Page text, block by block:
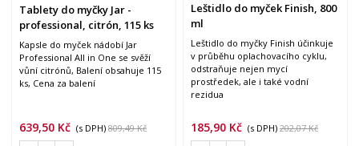
Tablety do myčky Jar -
professional, citrón, 115 ks
Kapsle do myček nádobí Jar
Professional All in One se svěží
vůní citrónů, Balení obsahuje 115
ks, Cena za balení
639,50 Kč (s DPH) 809,49 Kč
Leštidlo do myček Finish, 800
ml
Leštidlo do myčky Finish účinkuje
v průběhu oplachovacího cyklu,
odstraňuje nejen mycí
prostředek, ale i také vodní
rezidua
185,90 Kč (s DPH) 202,07 Kč